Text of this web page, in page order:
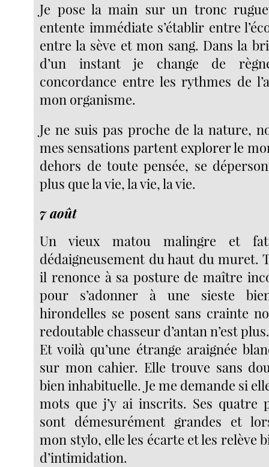
Je pose la main sur un tronc
entente immédiate s’établir entre
entre la sève et mon sang. Dans la
d’un instant je change de
concordance entre les rythmes de
mon organisme.
Je ne suis pas proche de la nature,
mes sensations partent explorer le
dehors de toute pensée, se
plus que la vie, la vie, la vie.
7 août
Un vieux matou malingre et
dédaigneusement du haut du muret.
il renonce à sa posture de maître
pour s’adonner à une sieste
hirondelles se posent sans crainte
redoutable chasseur d’antan n’est
Et voilà qu’une étrange araignée
sur mon cahier. Elle trouve sans
bien inhabituelle. Je me demande si
mots que j’y ai inscrits. Ses quatre
sont démesurément grandes et
mon stylo, elle les écarte et les relève
d’intimidation.